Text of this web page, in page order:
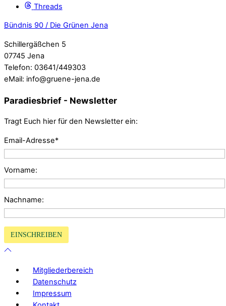
Threads
Bündnis 90 / Die Grünen Jena
Schillergäßchen 5
07745 Jena
Telefon: 03641/449303
eMail: info@gruene-jena.de
Paradiesbrief - Newsletter
Tragt Euch hier für den Newsletter ein:
Email-Adresse*
Vorname:
Nachname:
Mitgliederbereich
Datenschutz
Impressum